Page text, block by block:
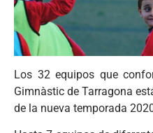
Los 32 equipos que
Gimnàstic de Tarragona
de la nueva temporada